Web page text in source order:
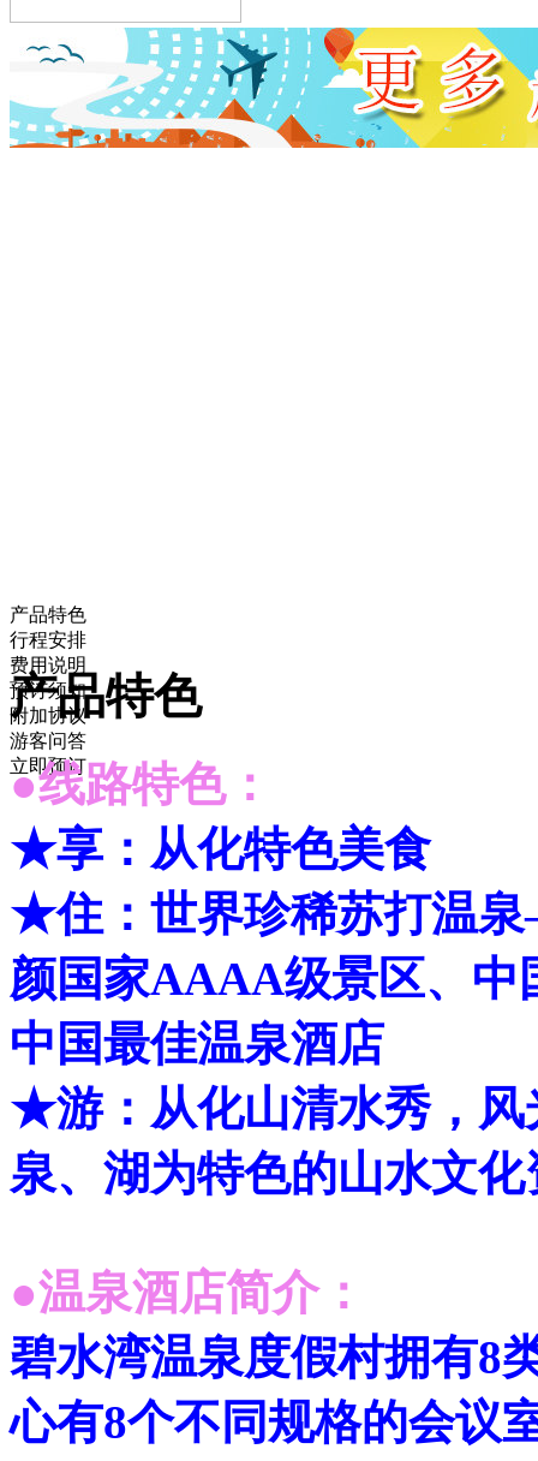
产品特色
行程安排
费用说明
预订须知
附加协议
游客问答
立即预订
产品特色
●线路特色：
★享：从化特色美食
★住：世界珍稀苏打温
颜国家AAAA级景区、中
中国最佳温泉酒店
★游：从化山清水秀，风
泉、湖为特色的山水文
●温泉酒店简介：
碧水湾温泉度假村拥有8
心有8个不同规格的会议